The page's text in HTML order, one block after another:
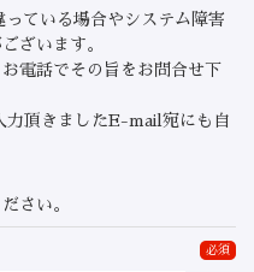
ている場合やシステム障害
ざいます。
電話でその旨をお問合せ下
力頂きましたE-mail宛にも自
さい。
必須